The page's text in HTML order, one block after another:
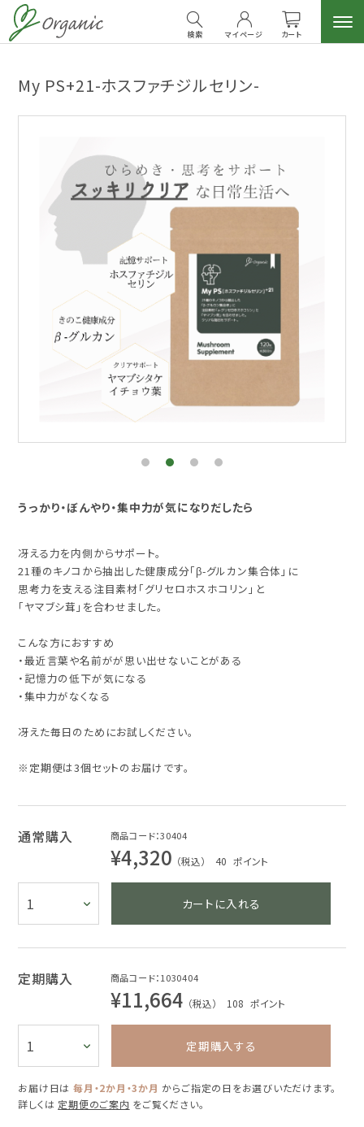
検索 マイページ カート
My PS+21-ホスファチジルセリン-
うっかり・ぼんやり・集中力が気になりだしたら
冴える力を内側からサポート。
21種のキノコから抽出した健康成分「β-グルカン集合体」に
思考力を支える注目素材「グリセロホスホコリン」と
「ヤマブシ茸」を合わせました。
こんな方におすすめ
・最近言葉や名前がが思い出せないことがある
・記憶力の低下が気になる
・集中力がなくなる
冴えた毎日のためにお試しください。
※定期便は3個セットのお届けです。
通常購入 商品コード：30404
¥4,320 （税込） 40 ポイント
カートに入れる
定期購入 商品コード：1030404
¥11,664 （税込） 108 ポイント
定期購入する
お届け日は 毎月・2か月・3か月 からご指定の日をお選びいただけます。
詳しくは 定期便のご案内 をご覧ください。